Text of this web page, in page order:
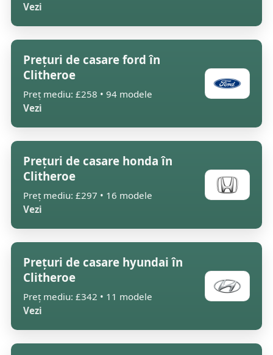
Vezi
Prețuri de casare ford în
Clitheroe
Preț mediu: £258 • 94 modele
Vezi
Prețuri de casare honda în
Clitheroe
Preț mediu: £297 • 16 modele
Vezi
Prețuri de casare hyundai în
Clitheroe
Preț mediu: £342 • 11 modele
Vezi